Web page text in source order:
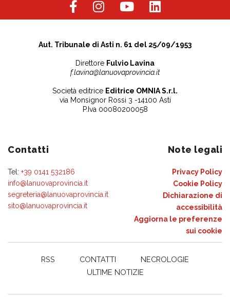
Aut. Tribunale di Asti n. 61 del 25/09/1953
Direttore Fulvio Lavina
f.lavina@lanuovaprovincia.it
Società editrice Editrice OMNIA S.r.l.
via Monsignor Rossi 3 -14100 Asti
P.Iva 00080200058
Contatti
Tel: +39 0141 532186
info@lanuovaprovincia.it
segreteria@lanuovaprovincia.it
sito@lanuovaprovincia.it
Note legali
Privacy Policy
Cookie Policy
Dichiarazione di
accessibilità
Aggiorna le preferenze
sui cookie
RSS CONTATTI
NECROLOGIE
ULTIME NOTIZIE